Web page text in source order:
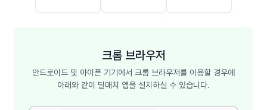
크롬 브라우저
안드로이드 및 아이폰 기기에서 크롬 브라우저를 이용할 경우에
아래와 같이 딜매치 앱을 설치하실 수 있습니다.